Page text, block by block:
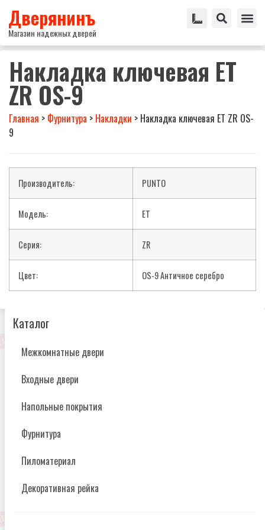
Дверянинъ
Магазин надежных дверей
Накладка ключевая ET
ZR OS-9
Главная > Фурнитура > Накладки > Накладка ключевая ET ZR OS-
9
Производитель: PUNTO
Модель: ET
Серия: ZR
Цвет: OS-9 Античное серебро
Каталог
Межкомнатные двери
Входные двери
Напольные покрытия
Фурнитура
Пиломатериал
Декоративная рейка